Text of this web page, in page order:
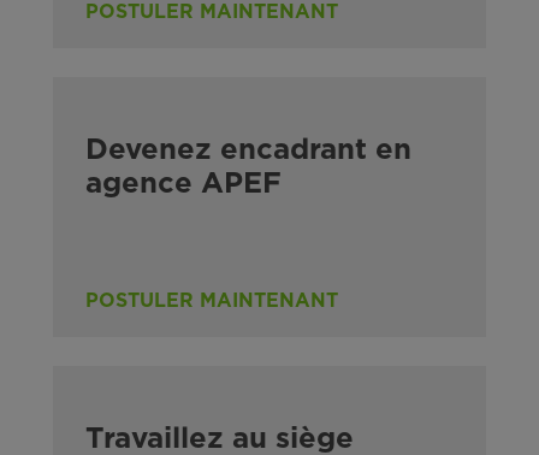
POSTULER MAINTENANT
Devenez encadrant en
agence APEF
POSTULER MAINTENANT
Travaillez au siège